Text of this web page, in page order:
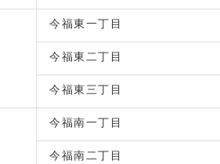
今福東一丁目
今福東二丁目
今福東三丁目
今福南一丁目
今福南二丁目